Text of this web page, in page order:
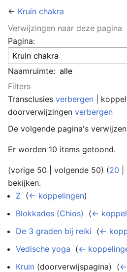
← Kruin chakra
Verwijzingen naar deze pagina
Pagina:
Naamruimte:
Filters
Transclusies verbergen |
doorverwijzingen verbergen
De volgende pagina's
Er worden 10 items getoond.
(vorige 50 | volgende 50) (20
bekijken.
Z (← koppelingen)
Blokkades (Chios)
(←
De 3 graden bij reiki (←
Vedische yoga (←
Kruin (doorverwijspagina) ‎ (←